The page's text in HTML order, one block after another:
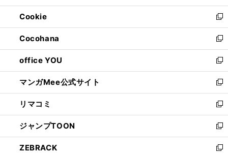
開
く
ウ
で
開
く
ン
ド
ウ
で
開
く
ウ
ィ
ン
ド
ウ
で
開
く
Cookie
新
し
い
ウ
ィ
ン
ド
ウ
で
開
く
Cocohana
新
し
い
ウ
ィ
ン
ド
ウ
で
開
く
office YOU
新
し
い
ウ
ィ
ン
ド
ウ
で
マンガMee公式サイト
新
し
い
ウ
ィ
ン
ド
リマコミ
新
し
い
ウ
ィ
ジャンプTOON
新
し
い
ZEBRACK
新